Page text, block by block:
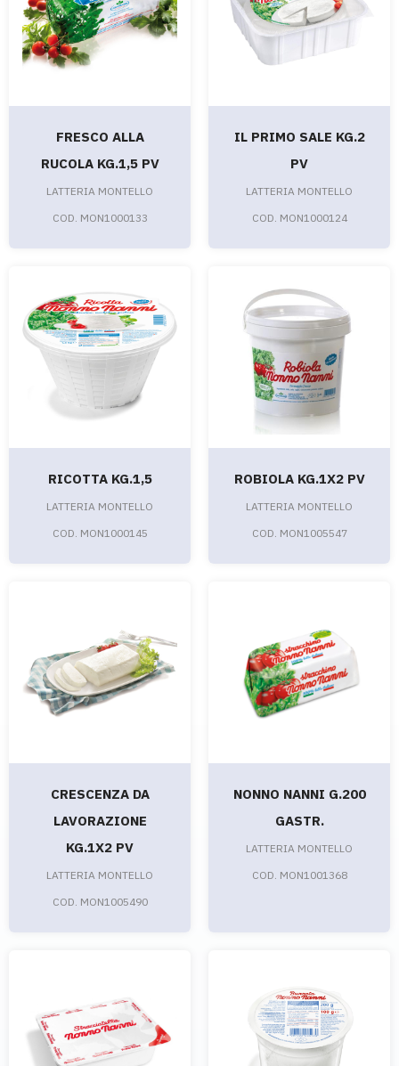
FRESCO ALLA
RUCOLA KG.1,5 PV
LATTERIA MONTELLO
COD. MON1000133
IL PRIMO SALE KG.2
PV
LATTERIA MONTELLO
COD. MON1000124
RICOTTA KG.1,5
LATTERIA MONTELLO
COD. MON1000145
ROBIOLA KG.1X2 PV
LATTERIA MONTELLO
COD. MON1005547
CRESCENZA DA
LAVORAZIONE
KG.1X2 PV
LATTERIA MONTELLO
COD. MON1005490
NONNO NANNI G.200
GASTR.
LATTERIA MONTELLO
COD. MON1001368